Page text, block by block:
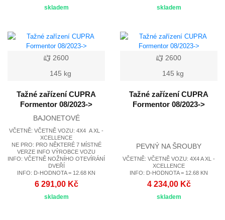
skladem skladem
2600
145 kg
Tažné zařízení CUPRA
Formentor 08/2023->
BAJONETOVÉ
VČETNĚ: VČETNĚ VOZU: 4X4 A XL -
XCELLENCE
NE PRO: PRO NĚKTERÉ 7 MÍSTNÉ
VERZE INFO VÝROBCE VOZU
INFO: VČETNĚ NOŽNÍHO OTEVÍRÁNÍ
DVEŘÍ
INFO: D-HODNOTA = 12.68 KN
6 291,00 Kč
skladem
2600
145 kg
Tažné zařízení CUPRA
Formentor 08/2023->
PEVNÝ NA ŠROUBY
VČETNĚ: VČETNĚ VOZU: 4X4 A XL -
XCELLENCE
INFO: D-HODNOTA = 12.68 KN
4 234,00 Kč
skladem